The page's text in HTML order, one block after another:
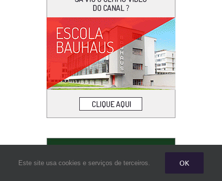
Este site usa cookies e serviços de terceiros. OK